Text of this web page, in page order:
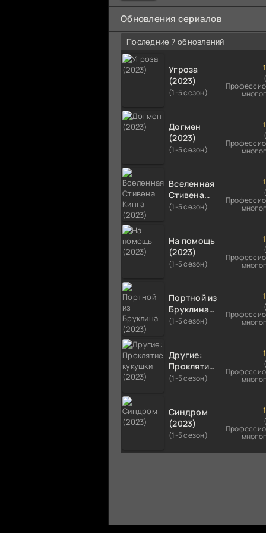
намного
Обновления сериалов
Последние 7 обновлений
Угроза
(2023)
(1-5 сезон)
Догмен
(2023)
(1-5 сезон)
Вселенная
Стивена
Кинга
(1-5 сезон)
На помощь
(2023)
(1-5 сезон)
Портной из
Бруклина
(2023)
(1-5 сезон)
Другие:
Проклятие
кукушки
(1-5 сезон)
Синдром
(2023)
(1-5 сезон)